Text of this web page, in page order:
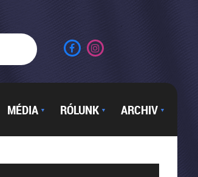
MÉDIA ▼ RÓLUNK ▼ ARCHIV ▼